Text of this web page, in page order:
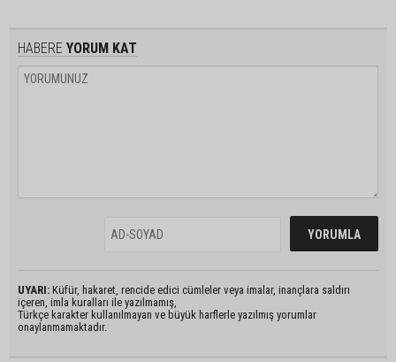
HABERE YORUM KAT
UYARI: Küfür, hakaret, rencide edici cümleler veya imalar, inançlara saldırı
içeren, imla kuralları ile yazılmamış,
Türkçe karakter kullanılmayan ve büyük harflerle yazılmış yorumlar
onaylanmamaktadır.